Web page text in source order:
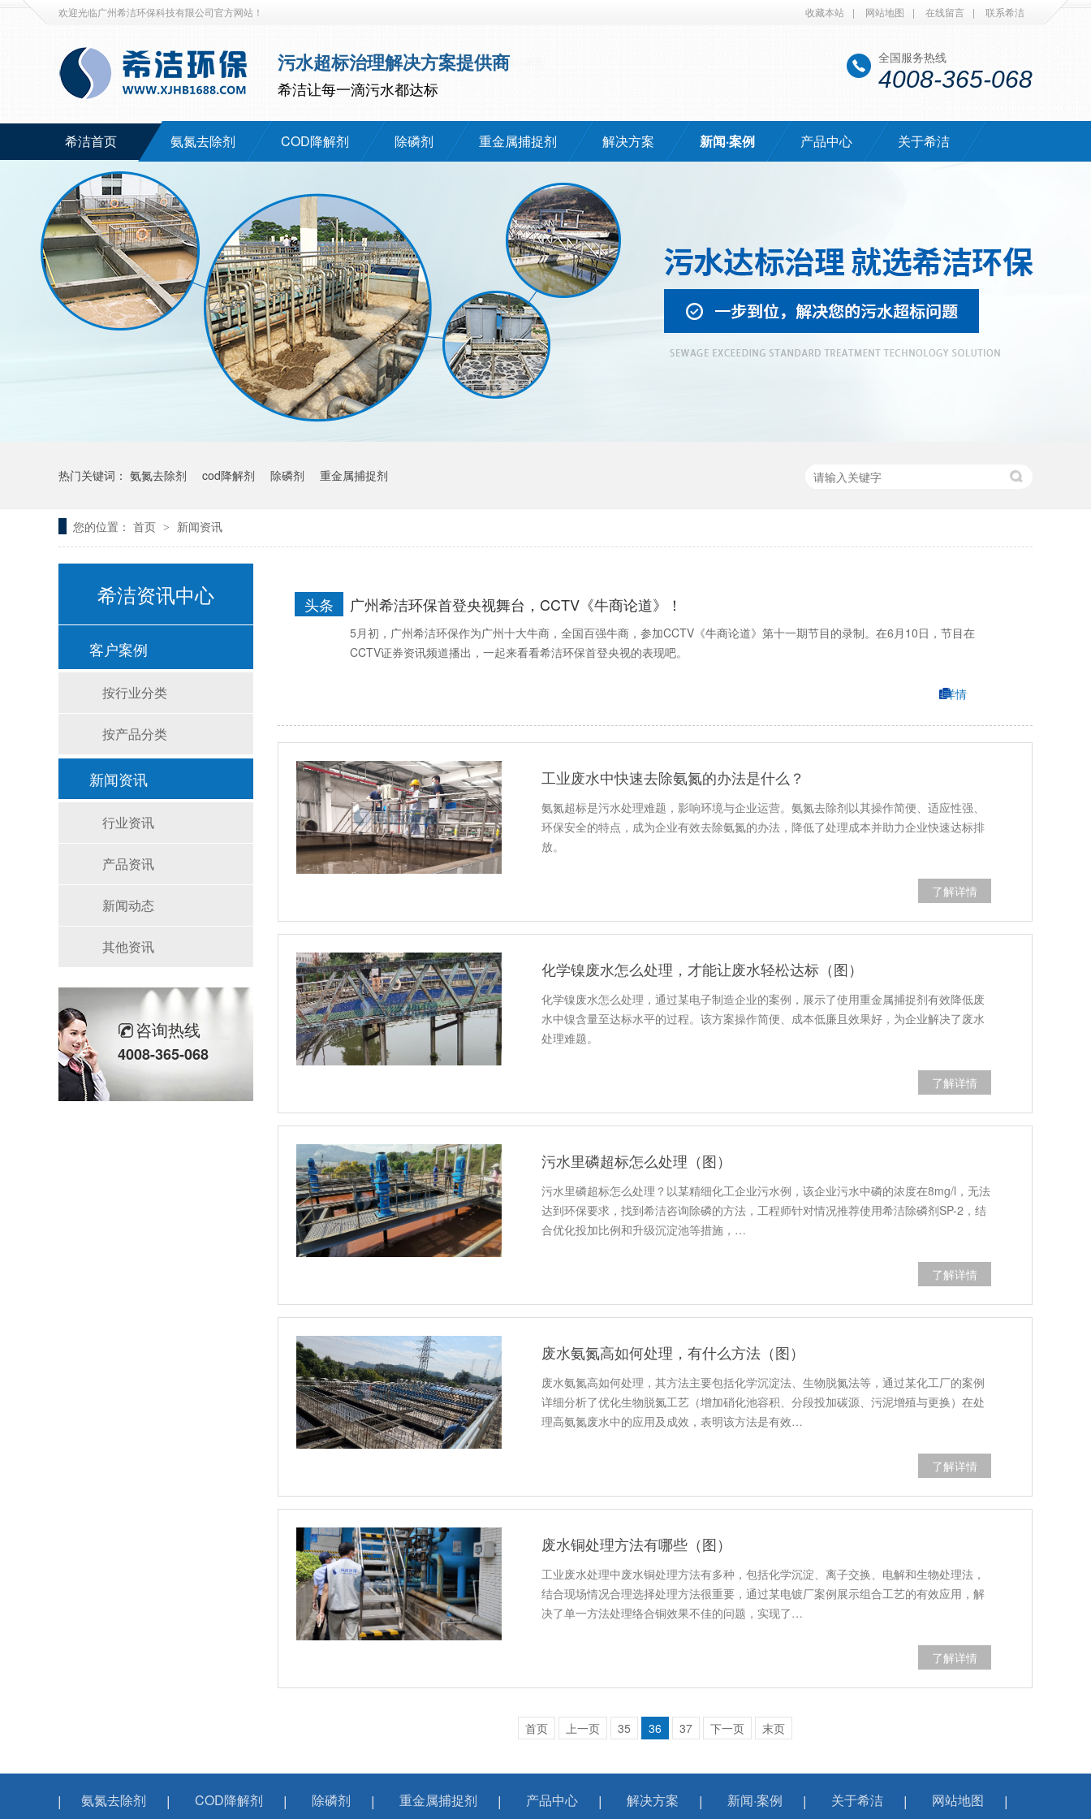
收藏本站 | 网站地图 | 在线留言 | 联系希洁
欢迎光临广州希洁环保科技有限公司官方网站！
污水超标治理解决方案提供商
希洁让每一滴污水都达标
全国服务热线
4008-365-068
希洁首页 氨氮去除剂 COD降解剂 除磷剂 重金属捕捉剂 解决方案 新闻·案例 产品中心 关于希洁
热门关键词： 氨氮去除剂 cod降解剂 除磷剂 重金属捕捉剂
您的位置： 首页 > 新闻资讯
广州希洁环保首登央视舞台，CCTV《牛商论道》！
头条
5月初，广州希洁环保作为广州十大牛商，全国百强牛商，参加CCTV《牛商论道》第十一期节目的录制。在6月10日，节目在
CCTV证券资讯频道播出，一起来看看希洁环保首登央视的表现吧。
详情
工业废水中快速去除氨氮的办法是什么？
氨氮超标是污水处理难题，影响环境与企业运营。氨氮去除剂以其操作简便、适应性强、
环保安全的特点，成为企业有效去除氨氮的办法，降低了处理成本并助力企业快速达标排
放。
了解详情
化学镍废水怎么处理，才能让废水轻松达标（图）
化学镍废水怎么处理，通过某电子制造企业的案例，展示了使用重金属捕捉剂有效降低废
水中镍含量至达标水平的过程。该方案操作简便、成本低廉且效果好，为企业解决了废水
处理难题。
了解详情
污水里磷超标怎么处理（图）
污水里磷超标怎么处理？以某精细化工企业污水例，该企业污水中磷的浓度在8mg/l，无法
达到环保要求，找到希洁咨询除磷的方法，工程师针对情况推荐使用希洁除磷剂SP-2，结
合优化投加比例和升级沉淀池等措施，…
了解详情
废水氨氮高如何处理，有什么方法（图）
废水氨氮高如何处理，其方法主要包括化学沉淀法、生物脱氮法等，通过某化工厂的案例
详细分析了优化生物脱氮工艺（增加硝化池容积、分段投加碳源、污泥增殖与更换）在处
理高氨氮废水中的应用及成效，表明该方法是有效…
了解详情
废水铜处理方法有哪些（图）
工业废水处理中废水铜处理方法有多种，包括化学沉淀、离子交换、电解和生物处理法，
结合现场情况合理选择处理方法很重要，通过某电镀厂案例展示组合工艺的有效应用，解
决了单一方法处理络合铜效果不佳的问题，实现了…
了解详情
首页 上一页 35 36 37 下一页 末页
希洁资讯中心
客户案例
按行业分类
按产品分类
新闻资讯
行业资讯
产品资讯
新闻动态
其他资讯
咨询热线
4008-365-068
氨氮去除剂 COD降解剂 除磷剂 重金属捕捉剂 产品中心 解决方案 新闻·案例 关于希洁 网站地图